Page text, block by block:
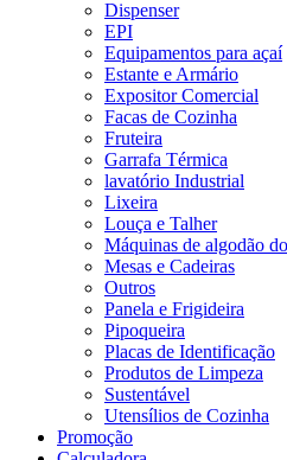
Dispenser
EPI
Equipamentos para açaí
Estante e Armário
Expositor Comercial
Facas de Cozinha
Fruteira
Garrafa Térmica
lavatório Industrial
Lixeira
Louça e Talher
Máquinas de algodão
Mesas e Cadeiras
Outros
Panela e Frigideira
Pipoqueira
Placas de Identificação
Produtos de Limpeza
Sustentável
Utensílios de Cozinha
Promoção